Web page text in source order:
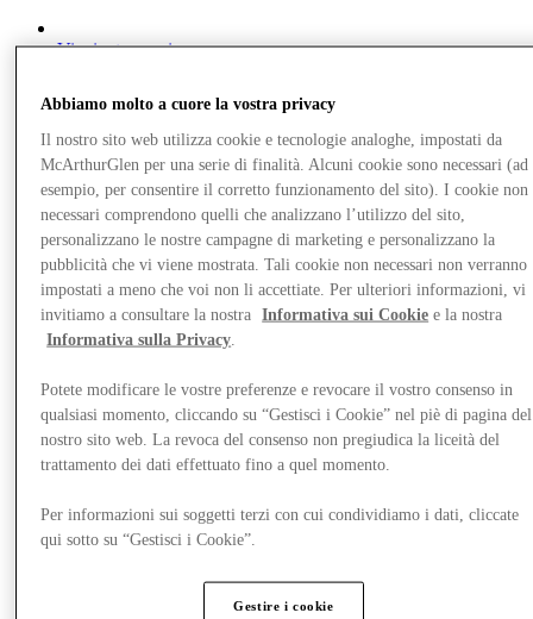
Vieni a trovarci
Abbiamo molto a cuore la vostra privacy
Il nostro sito web utilizza cookie e tecnologie analoghe, impostati da
McArthurGlen per una serie di finalità. Alcuni cookie sono necessari (ad
esempio, per consentire il corretto funzionamento del sito). I cookie non
necessari comprendono quelli che analizzano l’utilizzo del sito,
personalizzano le nostre campagne di marketing e personalizzano la
pubblicità che vi viene mostrata. Tali cookie non necessari non verranno
impostati a meno che voi non li accettiate. Per ulteriori informazioni, vi
invitiamo a consultare la nostra
Informativa sui Cookie e la nostra
Informativa sulla Privacy
Potete modificare le vostre preferenze e revocare il vostro consenso in
qualsiasi momento, cliccando su “Gestisci i Cookie” nel piè di pagina del
nostro sito web. La revoca del consenso non pregiudica la liceità del
trattamento dei dati effettuato fino a quel momento.
Per informazioni sui soggetti terzi con cui condividiamo i dati, cliccate
qui sotto su “Gestisci i Cookie”.
Gestire i cookie